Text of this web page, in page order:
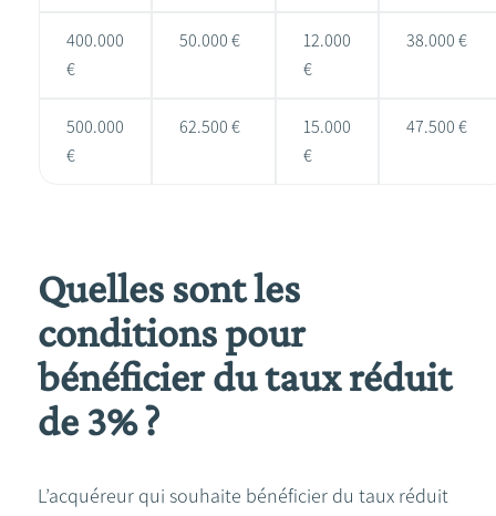
400.000
€
50.000 €
12.000
€
38.000 €
500.000
€
62.500 €
15.000
€
47.500 €
Quelles sont les
conditions pour
bénéficier du taux réduit
de 3% ?
L’acquéreur qui souhaite bénéficier du taux réduit